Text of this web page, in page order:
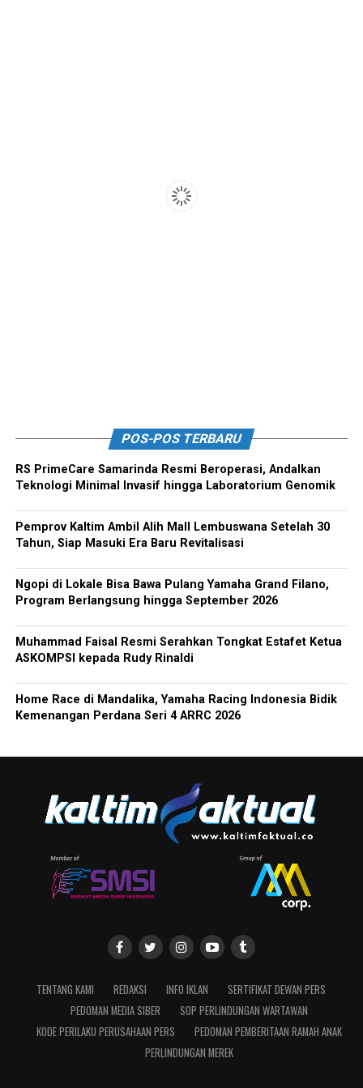
POS-POS TERBARU
RS PrimeCare Samarinda Resmi Beroperasi, Andalkan
Teknologi Minimal Invasif hingga Laboratorium Genomik
Pemprov Kaltim Ambil Alih Mall Lembuswana Setelah 30
Tahun, Siap Masuki Era Baru Revitalisasi
Ngopi di Lokale Bisa Bawa Pulang Yamaha Grand Filano,
Program Berlangsung hingga September 2026
Muhammad Faisal Resmi Serahkan Tongkat Estafet Ketua
ASKOMPSI kepada Rudy Rinaldi
Home Race di Mandalika, Yamaha Racing Indonesia Bidik
Kemenangan Perdana Seri 4 ARRC 2026
TENTANG KAMI REDAKSI INFO IKLAN
SERTIFIKAT DEWAN PERS
PEDOMAN MEDIA SIBER
SOP PERLINDUNGAN WARTAWAN
KODE PERILAKU PERUSAHAAN PERS
PEDOMAN PEMBERITAAN RAMAH ANAK
PERLINDUNGAN MEREK